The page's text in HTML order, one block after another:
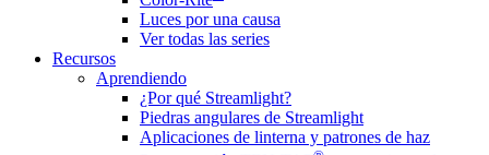
Luces por una causa
Ver todas las series
Recursos
Aprendiendo
¿Por qué Streamlight?
Piedras angulares de Streamlight
Aplicaciones de linterna y patrones de haz